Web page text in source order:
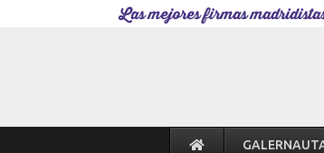
Las mejores firmas